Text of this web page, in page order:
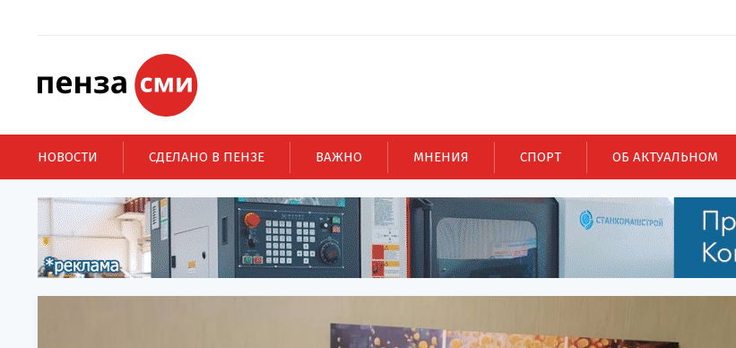
НОВОСТИ СДЕЛАНО В ПЕНЗЕ ВАЖНО МНЕНИЯ СПОРТ ОБ АКТУАЛЬНОМ